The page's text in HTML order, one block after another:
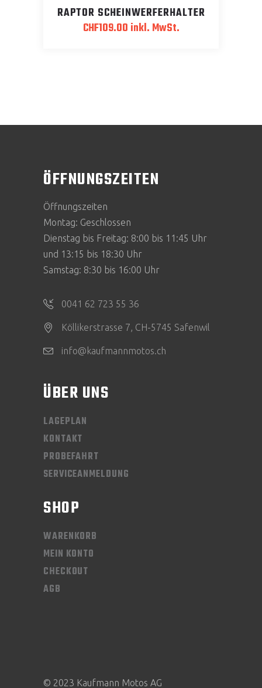
RAPTOR SCHEINWERFERHALTER
CHF109.00 inkl. MwSt.
ÖFFNUNGSZEITEN
Öffnungszeiten
Montag: Geschlossen
Dienstag bis Freitag: 8:00 bis 11:45 Uhr
und 13:15 bis 18:30 Uhr
Samstag: 8:30 bis 16:00 Uhr
0041 62 723 55 36
Köllikerstrasse 7, CH-5745 Safenwil
info@kaufmannmotos.ch
ÜBER UNS
LAGEPLAN
KONTAKT
PROBEFAHRT
SERVICEANMELDUNG
SHOP
WARENKORB
MEIN KONTO
CHECKOUT
AGB
© 2023 Kaufmann Motos AG